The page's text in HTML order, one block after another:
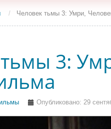
/ Человек тьмы 3: Умри,
3:
Опубликовано: 29